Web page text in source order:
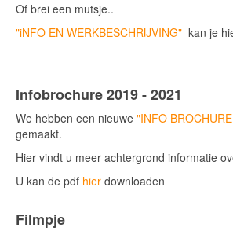
Of brei een mutsje..
"iNFO EN WERKBESCHRIJVING" kan je
Infobrochure 2019 - 2021
We hebben een nieuwe "INFO
gemaakt.
Hier vindt u meer achtergrond informatie
U kan de pdf hier downloaden
Filmpje